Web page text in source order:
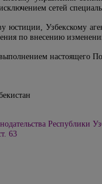
сетей
юстиции, Узбекскому
по внесению
настоящего
Республики
63